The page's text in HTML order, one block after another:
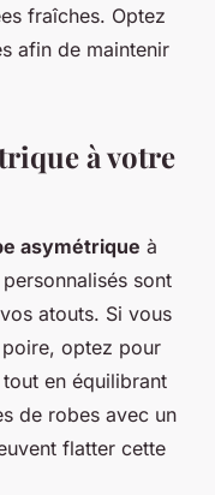
fraîches. Optez
afin de maintenir
à votre
asymétrique à
sont
atouts. Si vous
optez pour
en équilibrant
de robes avec un
flatter cette